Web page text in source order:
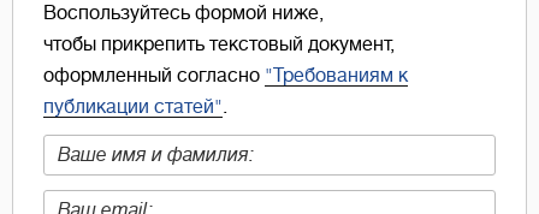
Воспользуйтесь формой ниже,
чтобы прикрепить текстовый документ,
оформленный согласно "Требованиям к
публикации статей"